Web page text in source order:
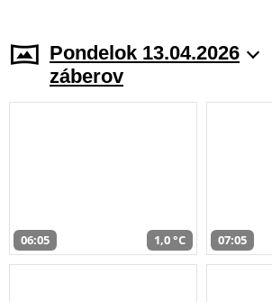
Pondelok 13.04.2026
záberov
06:05 1,0 °C 07:05